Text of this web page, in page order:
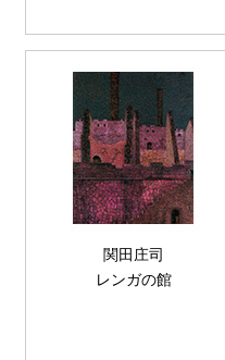
関田庄司
レンガの館